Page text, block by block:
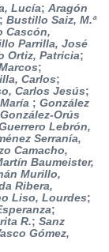
Lucía; Aragón
; Bustillo Saiz, M.ª
Cascón,
Parrilla, José
Ortiz, Patricia;
;
Carlos;
Carlos Jesús;
; González
González-Orús
Lebrón,
Serranía,
Camacho,
Baumeister,
Murillo,
Ribera,
Liso, Lourdes;
;
R.; Sanz
Gómez,